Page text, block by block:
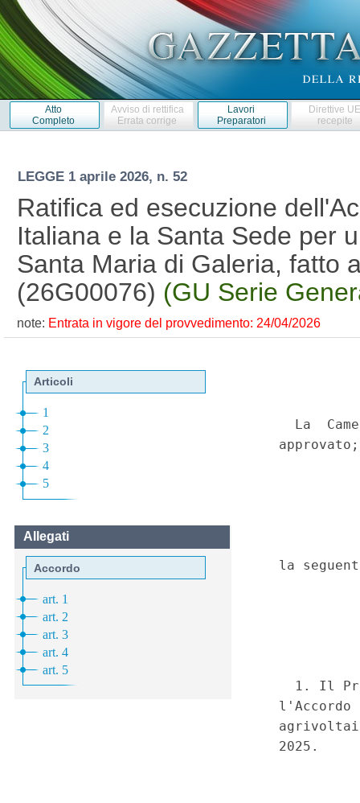
Atto
Completo
Avviso di rettifica
Errata corrige
Lavori
Preparatori
Direttive
recepite
LEGGE 1 aprile 2026, n. 52
Ratifica ed esecuzione
Italiana e la Santa Sede per
Santa Maria di Galeria, fatto
(26G00076) (GU Serie
note: Entrata in vigore del provvedimento: 24/04/2026